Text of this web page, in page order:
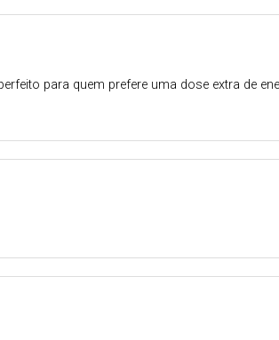
para quem prefere uma dose extra de